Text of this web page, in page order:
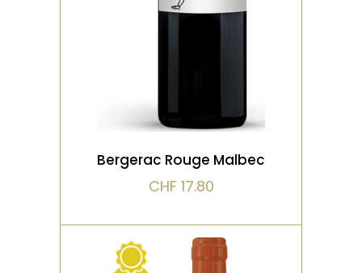
Bergerac Rouge Malbec
CHF 17.80